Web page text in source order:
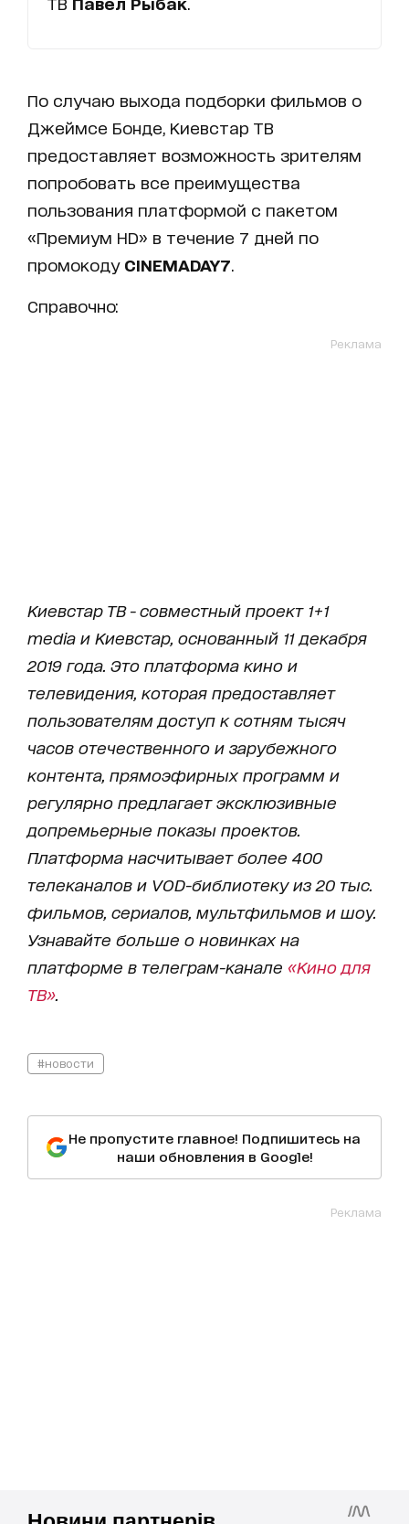
По случаю выхода подборки фильмов о
Джеймсе Бонде, Киевстар ТВ
предоставляет возможность зрителям
попробовать все преимущества
пользования платформой с пакетом
«Премиум HD» в течение 7 дней по
промокоду CINEMADAY7
Справочно:
Реклама
Киевстар ТВ - совместный проект 1+1
media и Киевстар, основанный 11 декабря
2019 года. Это платформа кино и
телевидения, которая предоставляет
пользователям доступ к сотням тысяч
часов отечественного и зарубежного
контента, прямоэфирных программ и
регулярно предлагает эксклюзивные
допремьерные показы проектов.
Платформа насчитывает более 400
телеканалов и VOD-библиотеку из 20 тыс.
фильмов, сериалов, мультфильмов и шоу.
Узнавайте больше о новинках на
платформе в телеграм-канале «Кино для
ТВ»
#новости
Не пропустите главное! Подпишитесь на
наши обновления в Google!
Реклама